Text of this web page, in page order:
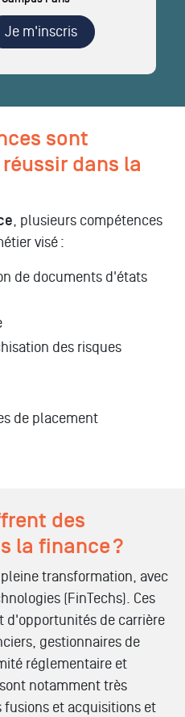
Je m'inscris
sont
dans la
, plusieurs compétences
visé :
de documents d'états
des risques
de placement
des
la finance ?
transformation, avec
(FinTechs). Ces
d'opportunités de carrière
gestionnaires de
réglementaire et
notamment très
fusions et acquisitions et